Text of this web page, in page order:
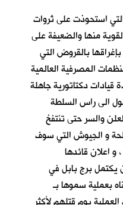
استحوذت على ثروات
منها والضعيفة على
بالقروض التي
المصرفية العالمية
دكتاتورية جاهلة
الى راس السلطة
والسر حتى تنتفخ
و الجيوش التي سوف
و اعلان قائدها
يكتمل برج بابل في
بعملية سموها بـ